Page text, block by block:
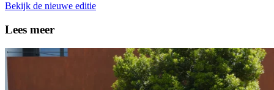
Bekijk de nieuwe editie
Lees meer